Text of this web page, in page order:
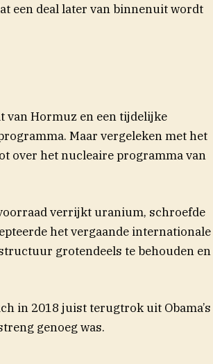
een deal later van binnenuit wordt
van Hormuz en een tijdelijke
Maar vergeleken met het
over het nucleaire programma van
verrijkt uranium, schroefde
het vergaande internationale
grotendeels te behouden en
in 2018 juist terugtrok uit Obama’s
genoeg was.